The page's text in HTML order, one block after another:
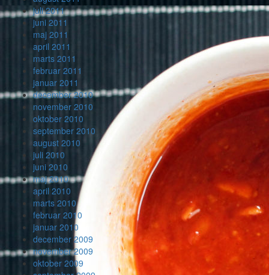
juli 2011
juni 2011
maj 2011
april 2011
marts 2011
februar 2011
januar 2011
december 2010
november 2010
oktober 2010
september 2010
august 2010
juli 2010
juni 2010
maj 2010
april 2010
marts 2010
februar 2010
januar 2010
december 2009
november 2009
oktober 2009